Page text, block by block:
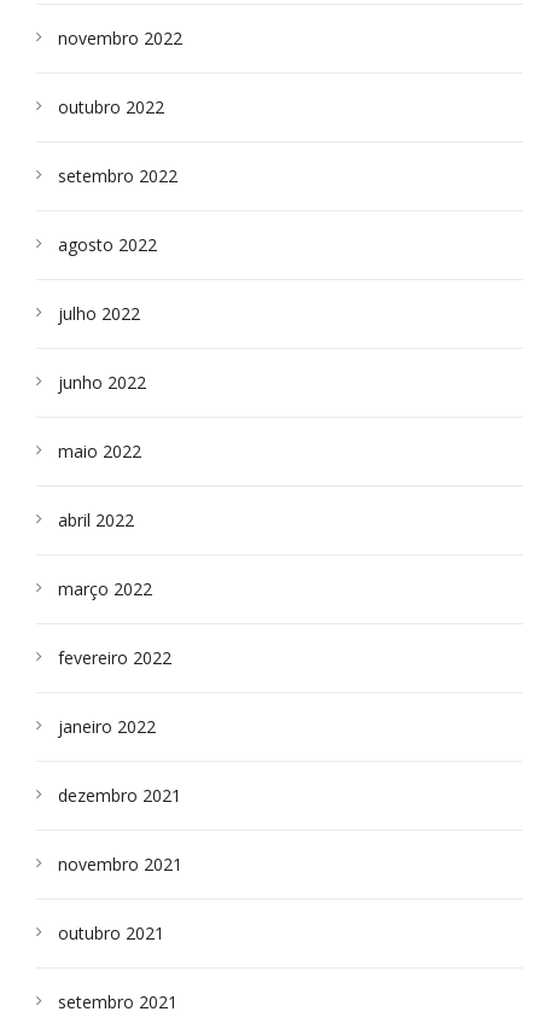
novembro 2022
outubro 2022
setembro 2022
agosto 2022
julho 2022
junho 2022
maio 2022
abril 2022
março 2022
fevereiro 2022
janeiro 2022
dezembro 2021
novembro 2021
outubro 2021
setembro 2021